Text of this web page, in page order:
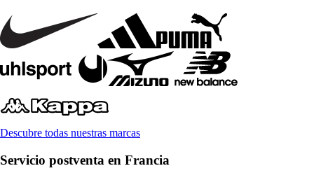
Descubre todas nuestras marcas
Servicio postventa en Francia